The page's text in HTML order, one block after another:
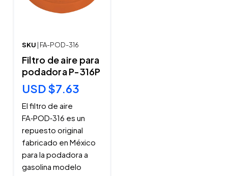
SKU | FA-POD-316
Filtro de aire para
podadora P-316P
USD $7.63
El filtro de aire
FA‑POD‑316 es un
repuesto original
fabricado en México
para la podadora a
gasolina modelo